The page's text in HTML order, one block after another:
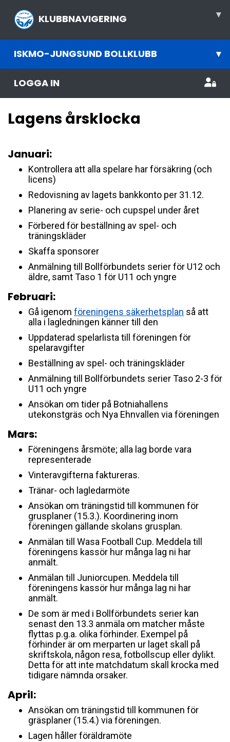
KLUBBNAVIGERING ▾
ISKMO-JUNGSUND BOLLKLUBB ▾
LOGGA IN
Lagens årsklocka
Januari:
Kontrollera att alla spelare har försäkring (och
licens)
Redovisning av lagets bankkonto per 31.12.
Planering av serie- och cupspel under året
Förbered för beställning av spel- och
träningskläder
Skaffa sponsorer
Anmälning till Bollförbundets serier för U12 och
äldre, samt Taso 1 för U11 och yngre
Februari:
Gå igenom föreningens säkerhetsplan så att
alla i lagledningen känner till den
Uppdaterad spelarlista till föreningen för
spelaravgifter
Beställning av spel- och träningskläder
Anmälning till Bollförbundets serier Taso 2-3 för
U11 och yngre
Ansökan om tider på Botniahallens
utekonstgräs och Nya Ehnvallen via föreningen
Mars:
Föreningens årsmöte; alla lag borde vara
representerade
Vinteravgifterna faktureras.
Tränar- och lagledarmöte
Ansökan om träningstid till kommunen för
grusplaner (15.3.). Koordinering inom
föreningen gällande skolans grusplan.
Anmälan till Wasa Football Cup. Meddela till
föreningens kassör hur många lag ni har
anmält.
Anmälan till Juniorcupen. Meddela till
föreningens kassör hur många lag ni har
anmält.
De som är med i Bollförbundets serier kan
senast den 13.3 anmäla om matcher måste
flyttas p.g.a. olika förhinder. Exempel på
förhinder är om merparten ur laget skall på
skriftskola, någon resa, fotbollscup eller dylikt.
Detta för att inte matchdatum skall krocka med
tidigare nämnda orsaker.
April:
Ansökan om träningstid till kommunen för
gräsplaner (15.4.) via föreningen.
Lagen håller föräldramöte